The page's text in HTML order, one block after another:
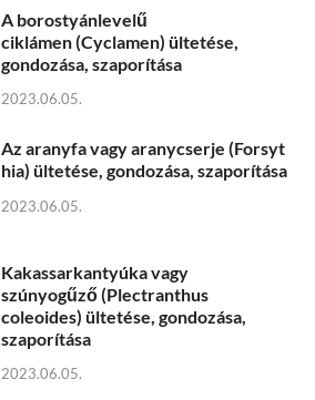
A borostyánlevelű
ciklámen (Cyclamen) ültetése,
gondozása, szaporítása
2023.06.05.
Az aranyfa vagy aranycserje (Forsyt
hia) ültetése, gondozása, szaporítása
2023.06.05.
Kakassarkantyúka vagy
szúnyogűző (Plectranthus
coleoides) ültetése, gondozása,
szaporítása
2023.06.05.